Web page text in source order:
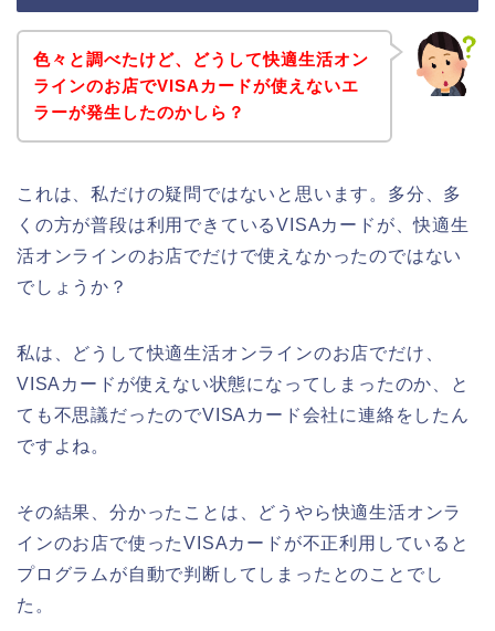
色々と調べたけど、どうして快適生活オン
ラインのお店でVISAカードが使えないエ
ラーが発生したのかしら？
これは、私だけの疑問ではないと思います。多分、多
くの方が普段は利用できているVISAカードが、快適生
活オンラインのお店でだけで使えなかったのではない
でしょうか？
私は、どうして快適生活オンラインのお店でだけ、
VISAカードが使えない状態になってしまったのか、と
ても不思議だったのでVISAカード会社に連絡をしたん
ですよね。
その結果、分かったことは、どうやら快適生活オンラ
インのお店で使ったVISAカードが不正利用していると
プログラムが自動で判断してしまったとのことでし
た。